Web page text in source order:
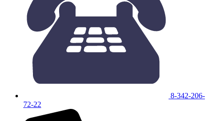
8-342-206-
72-22